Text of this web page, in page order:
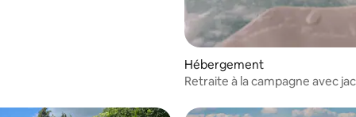
Hébergement
Retraite à la campagne avec